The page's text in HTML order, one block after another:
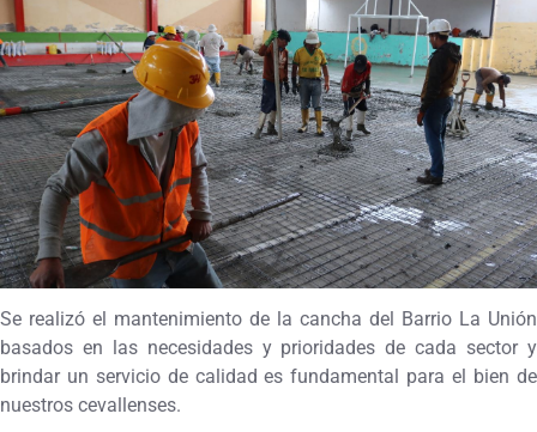
Se realizó el mantenimiento de la cancha del Barrio La Unión
basados en las necesidades y prioridades de cada sector y
brindar un servicio de calidad es fundamental para el bien de
nuestros cevallenses.